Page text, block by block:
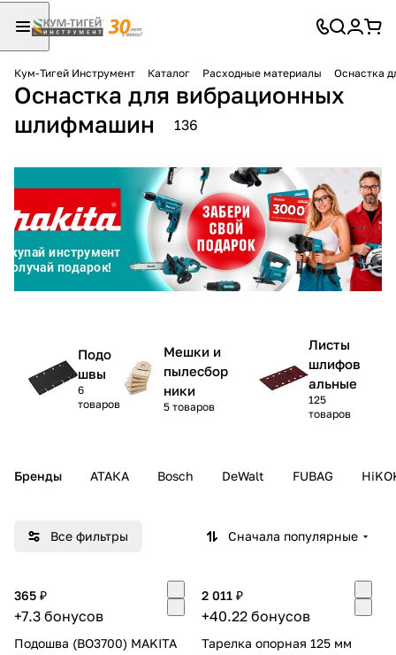
Кум-Тигей Инструмент Каталог Расходные материалы Оснастка
Оснастка для вибрационных
шлифмашин
136
Подо
швы
6
товаров
Мешки и
пылесбор
ники
5 товаров
Листы
шлифов
альные
125
товаров
Бренды АТАКА Bosch DeWalt FUBAG
Все фильтры Сначала популярные
365 ₽
+7.3 бонусов
Подошва (BO3700) MAKITA
2 011 ₽
+40.22 бонусов
Тарелка опорная 125 мм
Для клиентов всех банков
Разбейте
оплатуна части
без переплат
График платежей
Получайте товар
выбранный способом